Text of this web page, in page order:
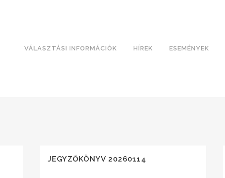
VÁLASZTÁSI INFORMÁCIÓK HÍREK ESEMÉNYEK
JEGYZŐKÖNYV 20260114